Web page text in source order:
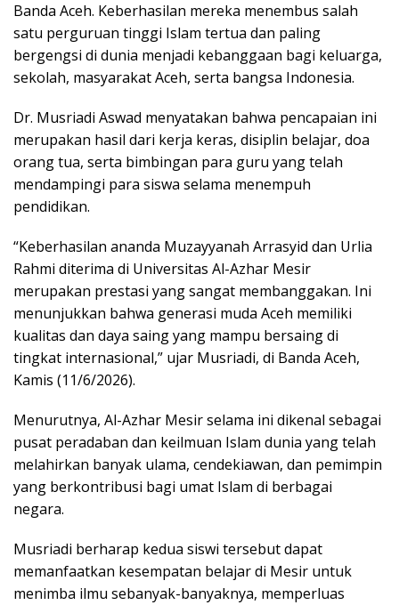
Banda Aceh. Keberhasilan mereka menembus salah
satu perguruan tinggi Islam tertua dan paling
bergengsi di dunia menjadi kebanggaan bagi keluarga,
sekolah, masyarakat Aceh, serta bangsa Indonesia.
Dr. Musriadi Aswad menyatakan bahwa pencapaian ini
merupakan hasil dari kerja keras, disiplin belajar, doa
orang tua, serta bimbingan para guru yang telah
mendampingi para siswa selama menempuh
pendidikan.
“Keberhasilan ananda Muzayyanah Arrasyid dan Urlia
Rahmi diterima di Universitas Al-Azhar Mesir
merupakan prestasi yang sangat membanggakan. Ini
menunjukkan bahwa generasi muda Aceh memiliki
kualitas dan daya saing yang mampu bersaing di
tingkat internasional,” ujar Musriadi, di Banda Aceh,
Kamis (11/6/2026).
Menurutnya, Al-Azhar Mesir selama ini dikenal sebagai
pusat peradaban dan keilmuan Islam dunia yang telah
melahirkan banyak ulama, cendekiawan, dan pemimpin
yang berkontribusi bagi umat Islam di berbagai
negara.
Musriadi berharap kedua siswi tersebut dapat
memanfaatkan kesempatan belajar di Mesir untuk
menimba ilmu sebanyak-banyaknya, memperluas